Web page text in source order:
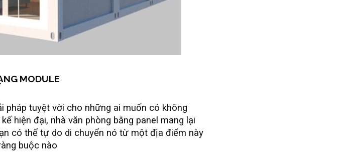
MODULE
pháp tuyệt vời cho những ai muốn có không
hiện đại, nhà văn phòng bằng panel mang lại
có thể tự do di chuyển nó từ một địa điểm này
buộc nào